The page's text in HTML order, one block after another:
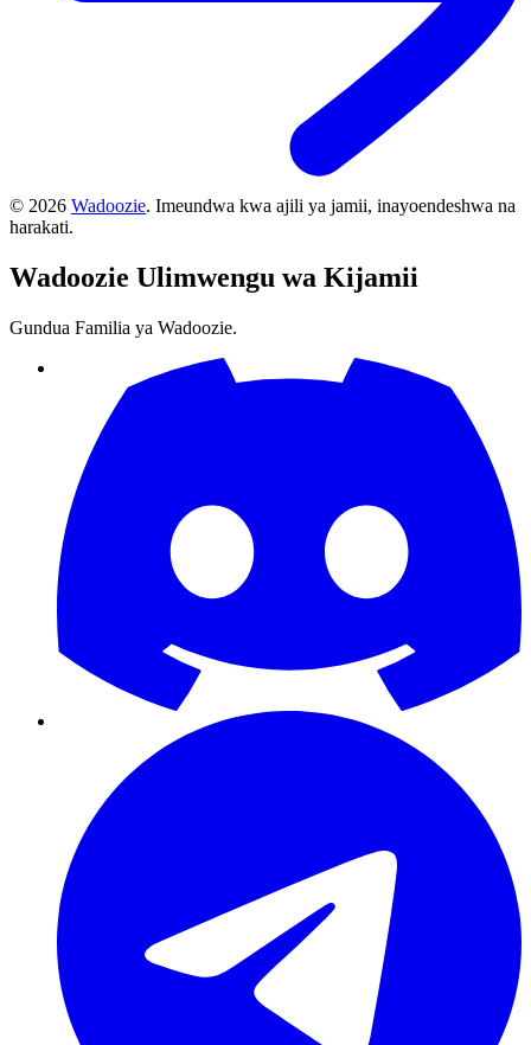
© 2026 Wadoozie. Imeundwa kwa ajili ya jamii, inayoendeshwa na
harakati.
Wadoozie Ulimwengu wa Kijamii
Gundua Familia ya Wadoozie.